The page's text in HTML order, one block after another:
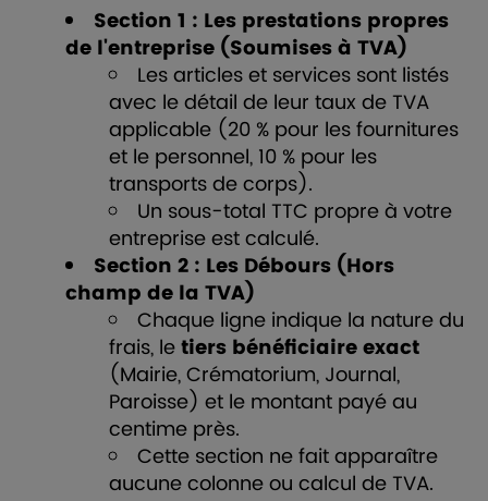
Section 1 : Les prestations propres
de l'entreprise (Soumises à TVA)
Les articles et services sont listés
avec le détail de leur taux de TVA
applicable (20 % pour les fournitures
et le personnel, 10 % pour les
transports de corps).
Un sous-total TTC propre à votre
entreprise est calculé.
Section 2 : Les Débours (Hors
champ de la TVA)
Chaque ligne indique la nature du
frais, letiers bénéficiaire exact
(Mairie, Crématorium, Journal,
Paroisse) et le montant payé au
centime près.
Cette section ne fait apparaître
aucune colonne ou calcul de TVA.